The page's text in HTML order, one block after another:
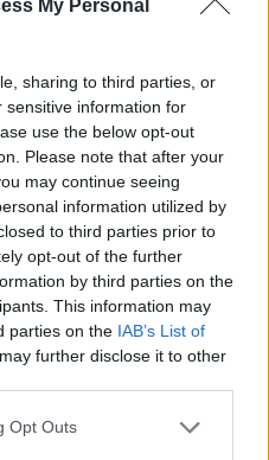
My Personal
sharing to third parties, or
sensitive information for
use the below opt-out
Please note that after your
may continue seeing
information utilized by
to third parties prior to
opt-out of the further
by third parties on the
This information may
parties on the IAB’s List of
further disclose it to other
Opt Outs
odbywały się w
The Grand Finals
w World of Tanks, które
w Moskwie. W wielkim
ENERGY podejmowało
Polaka - Piotra "Ealiena"
polskiego zawodnika
przegrywając 2:7.
końcowa prezentuje się
ENERGY